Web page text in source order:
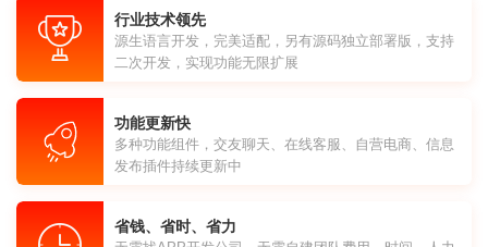
行业技术领先
源生语言开发，完美适配，另有源码独立部署版，支持
二次开发，实现功能无限扩展
功能更新快
多种功能组件，交友聊天、在线客服、自营电商、信息
发布插件持续更新中
省钱、省时、省力